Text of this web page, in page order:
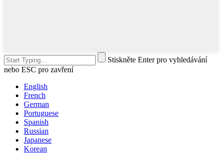
Stiskněte Enter pro vyhledávání
nebo ESC pro zavření
English
French
German
Portuguese
Spanish
Russian
Japanese
Korean